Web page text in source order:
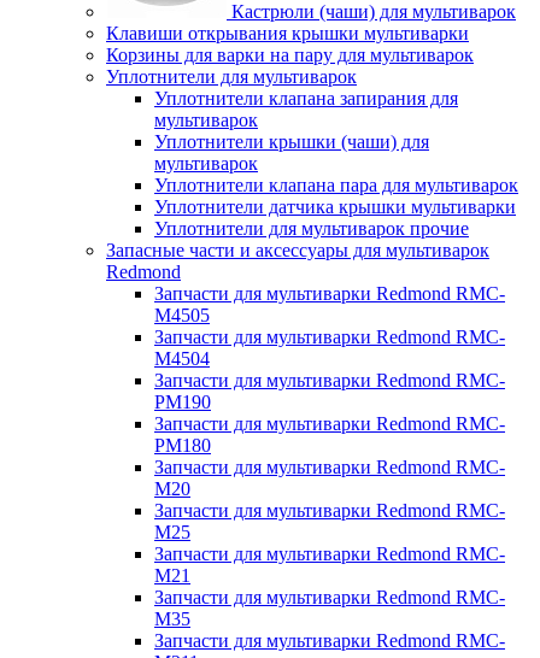
Кастрюли (чаши) для мультиварок
Клавиши открывания крышки мультиварки
Корзины для варки на пару для мультиварок
Уплотнители для мультиварок
Уплотнители клапана запирания для
мультиварок
Уплотнители крышки (чаши) для
мультиварок
Уплотнители клапана пара для мультиварок
Уплотнители датчика крышки мультиварки
Уплотнители для мультиварок прочие
Запасные части и аксессуары для мультиварок
Redmond
Запчасти для мультиварки Redmond RMC-
M4505
Запчасти для мультиварки Redmond RMC-
M4504
Запчасти для мультиварки Redmond RMC-
PM190
Запчасти для мультиварки Redmond RMC-
PM180
Запчасти для мультиварки Redmond RMC-
M20
Запчасти для мультиварки Redmond RMC-
M25
Запчасти для мультиварки Redmond RMC-
M21
Запчасти для мультиварки Redmond RMC-
M35
Запчасти для мультиварки Redmond RMC-